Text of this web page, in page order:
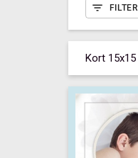
FILTER
Kort 15x15